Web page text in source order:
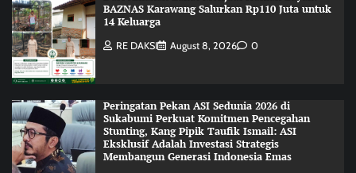
BAZNAS Karawang Salurkan Rp110 Juta untuk
14 Keluarga
RE DAKSI August 8, 2026 0
Peringatan Pekan ASI Sedunia 2026 di
Sukabumi Perkuat Komitmen Pencegahan
Stunting, Kang Pipik Taufik Ismail: ASI
Eksklusif Adalah Investasi Strategis
Membangun Generasi Indonesia Emas